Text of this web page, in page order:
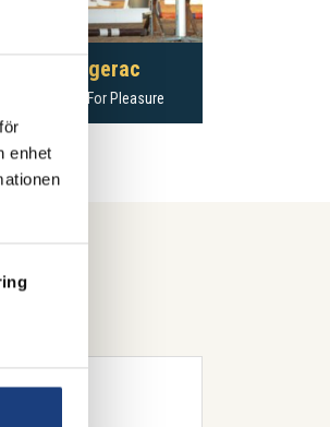
enhet
Flyinge Bergerac
– For Pleasure